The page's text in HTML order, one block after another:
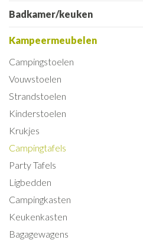
Badkamer/keuken
Kampeermeubelen
Campingstoelen
Vouwstoelen
Strandstoelen
Kinderstoelen
Krukjes
Campingtafels
Party Tafels
Ligbedden
Campingkasten
Keukenkasten
Bagagewagens